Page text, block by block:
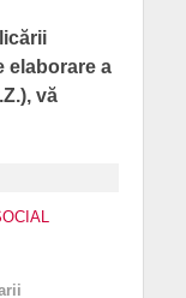
elaborare a
vă